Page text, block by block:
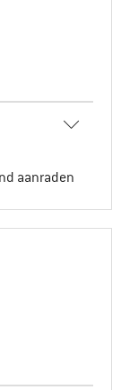
aanraden